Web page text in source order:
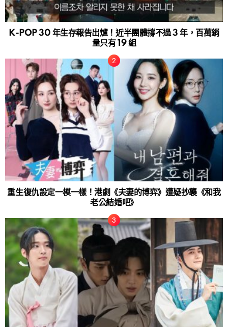
K-POP 30 年生存報告出爐！近半團體撐不過 3 年，百萬銷
量只有 19 組
重生復仇設定一模一樣！港劇《夫妻的博弈》遭疑抄襲《和我
老公結婚吧》